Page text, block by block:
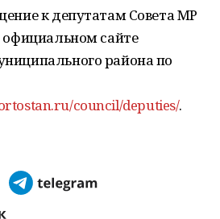
к депутатам Совета МР
сайте
района по
council/deputies/.